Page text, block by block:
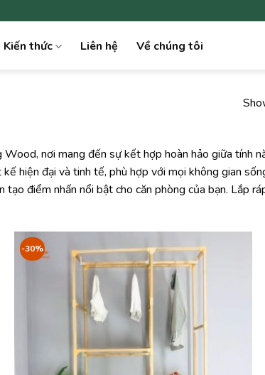
Kiến thức Liên hệ Về chúng tôi
nơi mang đến sự kết hợp hoàn hảo giữa tính
hiện đại và tinh tế, phù hợp với mọi không gian
điểm nhấn nổi bật cho căn phòng của bạn. Lắp
-30%